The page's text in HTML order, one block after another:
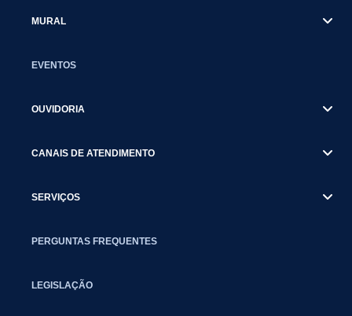
MURAL
EVENTOS
OUVIDORIA
CANAIS DE ATENDIMENTO
SERVIÇOS
PERGUNTAS FREQUENTES
LEGISLAÇÃO